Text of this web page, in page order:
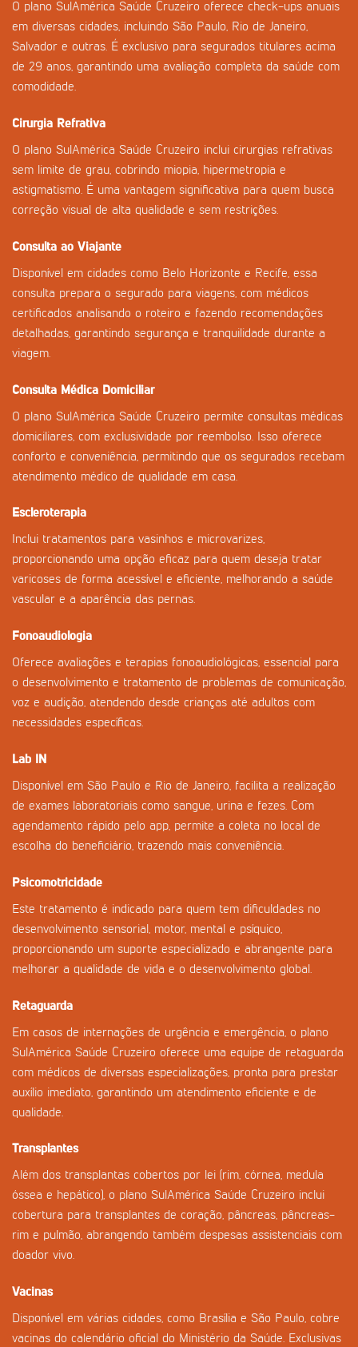
O plano SulAmérica Saúde Cruzeiro oferece check-ups anuais
em diversas cidades, incluindo São Paulo, Rio de Janeiro,
Salvador e outras. É exclusivo para segurados titulares acima
de 29 anos, garantindo uma avaliação completa da saúde com
comodidade.
Cirurgia Refrativa
O plano SulAmérica Saúde Cruzeiro inclui cirurgias refrativas
sem limite de grau, cobrindo miopia, hipermetropia e
astigmatismo. É uma vantagem significativa para quem busca
correção visual de alta qualidade e sem restrições.
Consulta ao Viajante
Disponível em cidades como Belo Horizonte e Recife, essa
consulta prepara o segurado para viagens, com médicos
certificados analisando o roteiro e fazendo recomendações
detalhadas, garantindo segurança e tranquilidade durante a
viagem.
Consulta Médica Domiciliar
O plano SulAmérica Saúde Cruzeiro permite consultas médicas
domiciliares, com exclusividade por reembolso. Isso oferece
conforto e conveniência, permitindo que os segurados recebam
atendimento médico de qualidade em casa.
Escleroterapia
Inclui tratamentos para vasinhos e microvarizes,
proporcionando uma opção eficaz para quem deseja tratar
varicoses de forma acessível e eficiente, melhorando a saúde
vascular e a aparência das pernas.
Fonoaudiologia
Oferece avaliações e terapias fonoaudiológicas, essencial para
o desenvolvimento e tratamento de problemas de comunicação,
voz e audição, atendendo desde crianças até adultos com
necessidades específicas.
Lab IN
Disponível em São Paulo e Rio de Janeiro, facilita a realização
de exames laboratoriais como sangue, urina e fezes. Com
agendamento rápido pelo app, permite a coleta no local de
escolha do beneficiário, trazendo mais conveniência.
Psicomotricidade
Este tratamento é indicado para quem tem dificuldades no
desenvolvimento sensorial, motor, mental e psíquico,
proporcionando um suporte especializado e abrangente para
melhorar a qualidade de vida e o desenvolvimento global.
Retaguarda
Em casos de internações de urgência e emergência, o plano
SulAmérica Saúde Cruzeiro oferece uma equipe de retaguarda
com médicos de diversas especializações, pronta para prestar
auxílio imediato, garantindo um atendimento eficiente e de
qualidade.
Transplantes
Além dos transplantas cobertos por lei (rim, córnea, medula
óssea e hepático), o plano SulAmérica Saúde Cruzeiro inclui
cobertura para transplantes de coração, pâncreas, pâncreas-
rim e pulmão, abrangendo também despesas assistenciais com
doador vivo.
Vacinas
Disponível em várias cidades, como Brasília e São Paulo, cobre
vacinas do calendário oficial do Ministério da Saúde. Exclusivas